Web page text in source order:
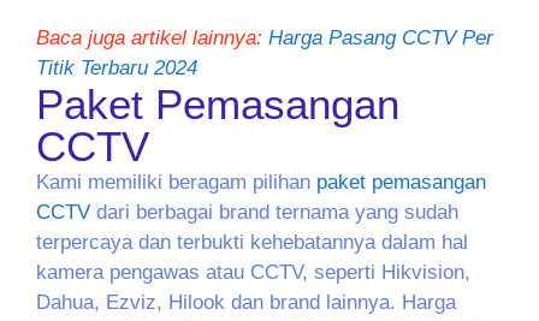
Baca juga artikel lainnya: Harga Pasang CCTV Per
Titik Terbaru 2024
Paket Pemasangan
CCTV
Kami memiliki beragam pilihan paket pemasangan
CCTV dari berbagai brand ternama yang sudah
terpercaya dan terbukti kehebatannya dalam hal
kamera pengawas atau CCTV, seperti Hikvision,
Dahua, Ezviz, Hilook dan brand lainnya. Harga